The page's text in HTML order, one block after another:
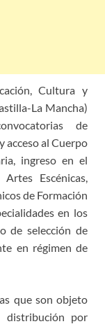
Cultura y
La Mancha)
de
acceso al Cuerpo
ingreso en el
Escénicas,
de Formación
en los
de selección de
en régimen de
que son objeto
distribución por